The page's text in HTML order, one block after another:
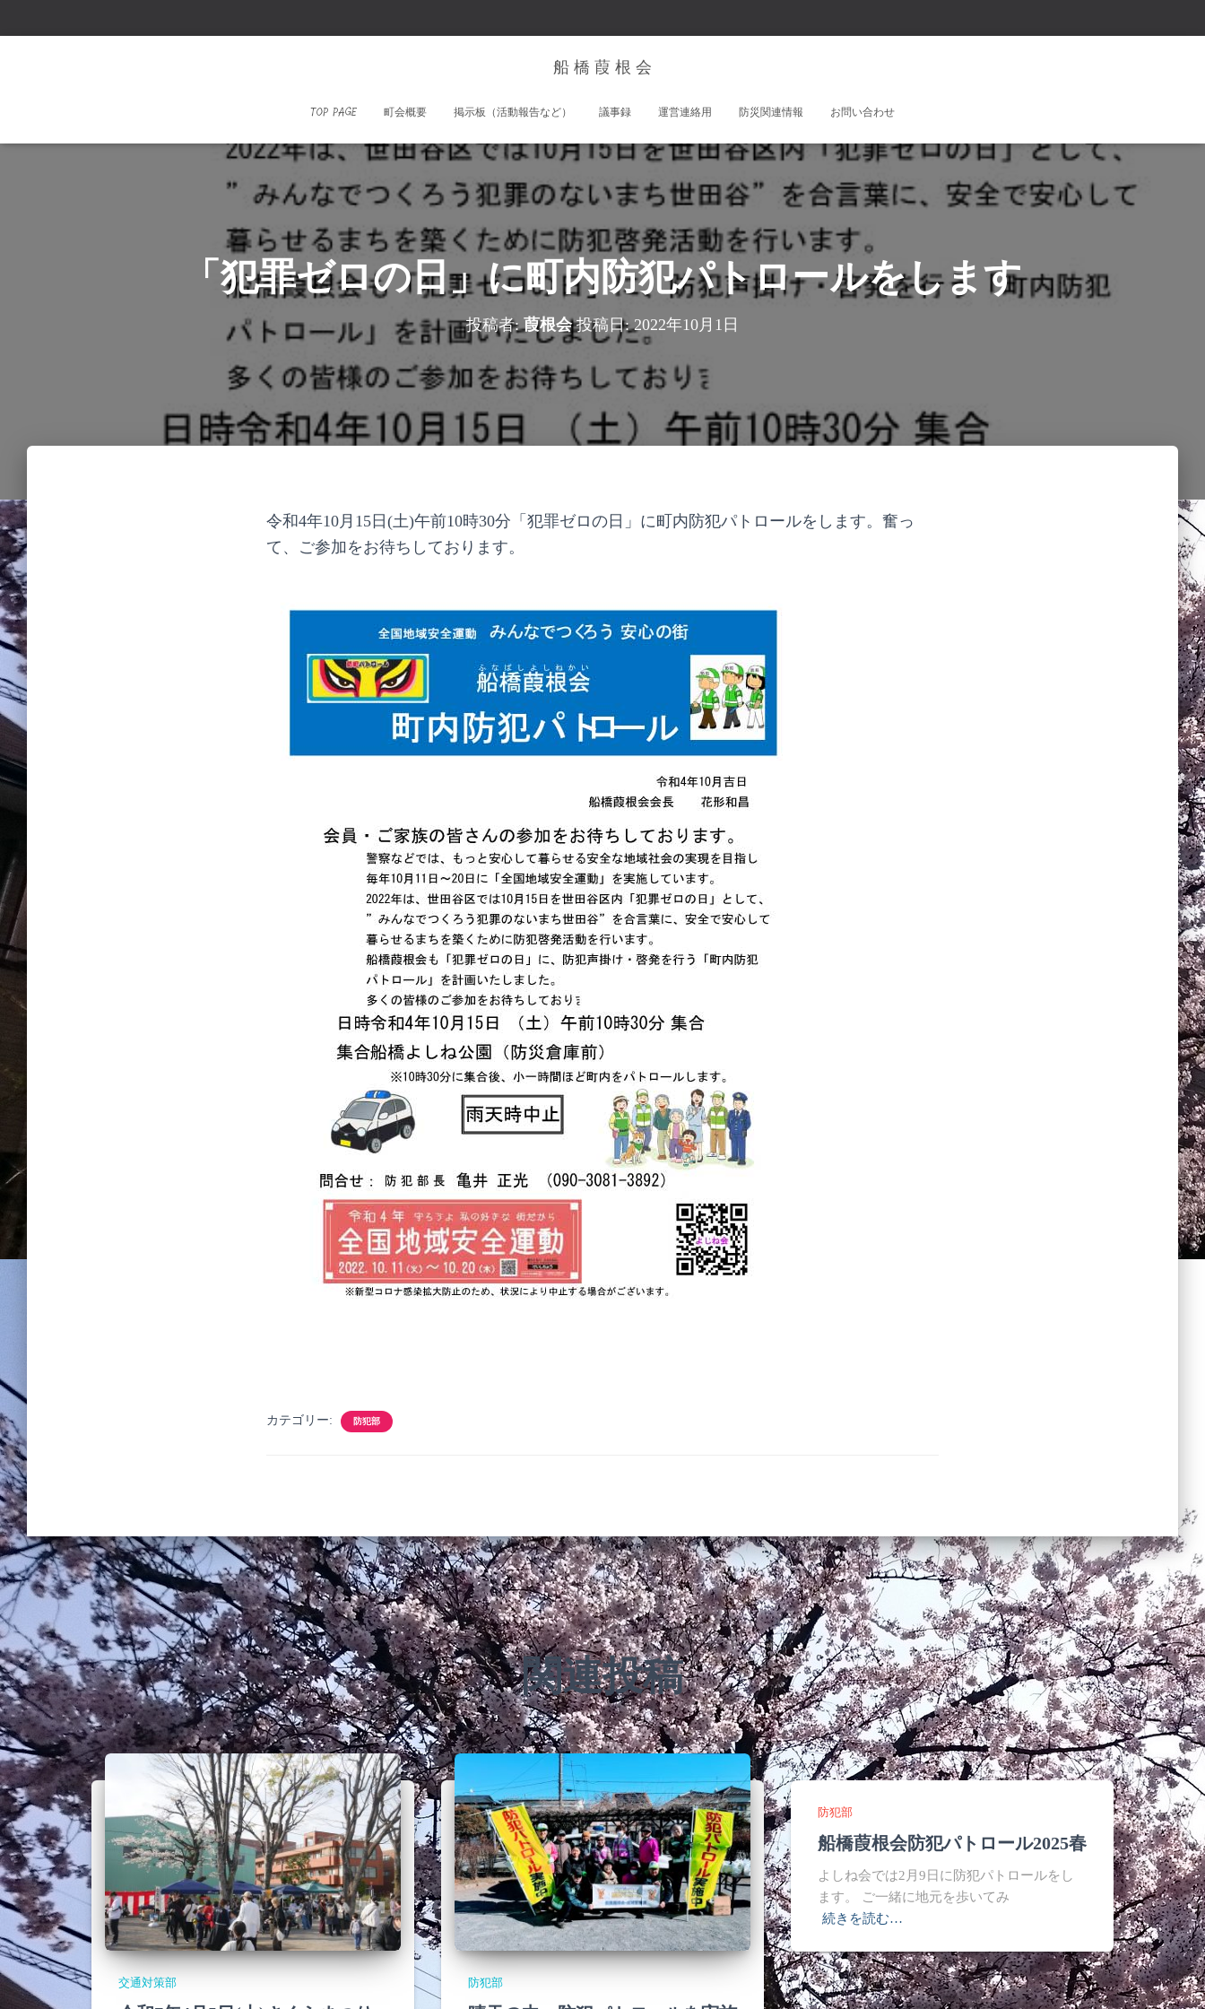
船 橋 葭 根 会
TOP PAGE 町会概要 掲示板（活動報告など） 議事録 運営連絡用 防災関連情報 お問い合わせ
「犯罪ゼロの日」に町内防犯パトロールをします
投稿者:葭根会投稿日:2022年10月1日
令和4年10月15日(土)午前10時30分 「犯罪ゼロの日」に町内防犯パトロールをします。奮っ
て、 ご参加をお待ちしております。
カテゴリー: 防犯部
関連投稿
交通対策部 防犯部
防犯部
船橋葭根会防犯パトロール2025春
よしね会では2月9日に防犯パトロールをし
ます。 ご一緒に地元を歩いてみ
続きを読む…